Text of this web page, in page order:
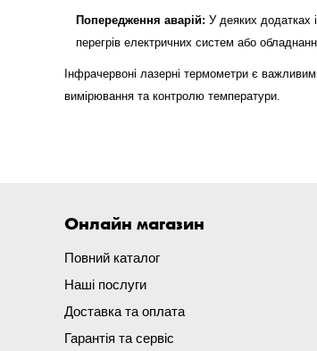
Попередження аварій: У деяких додатках
перегрів електричних систем або
Інфрачервоні лазерні термометри є
вимірювання та контролю температури.
Онлайн магазин
Повний каталог
Наші послуги
Доставка та оплата
Гарантія та сервіс